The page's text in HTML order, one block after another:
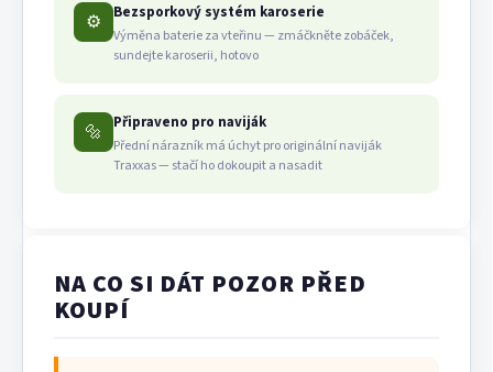
⚙️ Bezsporkový systém karoserie
Výměna baterie za vteřinu — zmáčkněte zobáček,
sundejte karoserii, hotovo
🔩 Připraveno pro naviják
Přední nárazník má úchyt pro originální naviják
Traxxas — stačí ho dokoupit a nasadit
NA CO SI DÁT POZOR PŘED
KOUPÍ